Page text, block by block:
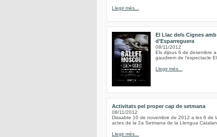
Llegir més...
El Llac dels Cignes
d’Esparreguera
08/11/2012
Els dijous 6 de desembre
gaudirem de l’espectacle
Llegir més...
Activitats pel proper cap de setmana
08/11/2012
Dissabte 10 de novembre de 2012 a les 6 de
actes de la 2a Setmana de la Llengua
Llegir més...